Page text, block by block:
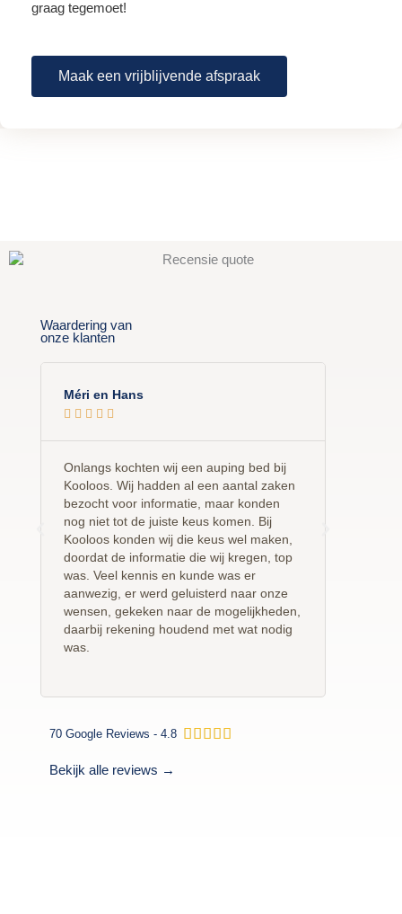
graag tegemoet!
Maak een vrijblijvende afspraak
Waardering van
onze klanten
Méri en Hans
    
Onlangs kochten wij een auping bed bij
Kooloos. Wij hadden al een aantal zaken
bezocht voor informatie, maar konden
nog niet tot de juiste keus komen. Bij
Kooloos konden wij die keus wel maken,
doordat de informatie die wij kregen, top
was. Veel kennis en kunde was er
aanwezig, er werd geluisterd naar onze
wensen, gekeken naar de mogelijkheden,
daarbij rekening houdend met wat nodig
was.
70 Google Reviews - 4.8 W
Bekijk alle reviews →